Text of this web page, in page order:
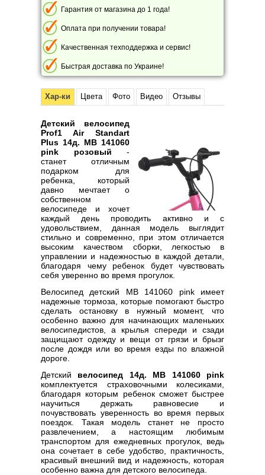
Гарантия от магазина до 1 года!
Оплата при получении товара!
Качественная техподдержка и сервис!
Быстрая доставка по Украине!
Хар-ки Цвета Фото Видео Отзывы
Детский велосипед
Prof1 Air Standart
Plus 14д. MB 141060
pink розовый -
станет отличным
подарком для
ребенка, который
давно мечтает о
собственном
велосипеде и хочет
каждый день проводить активно и с
удовольствием, данная модель выглядит
стильно и современно, при этом отличается
высоким качеством сборки, легкостью в
управлении и надежностью в каждой детали,
благодаря чему ребенок будет чувствовать
себя уверенно во время прогулок.
Велосипед детский MB 141060 pink имеет
надежные тормоза, которые помогают быстро
сделать остановку в нужный момент, что
особенно важно для начинающих маленьких
велосипедистов, а крылья спереди и сзади
защищают одежду и вещи от грязи и брызг
после дождя или во время езды по влажной
дороге.
Детский велосипед 14д. MB 141060 pink
комплектуется страховочными колесиками,
благодаря которым ребенок сможет быстрее
научиться держать равновесие и
почувствовать уверенность во время первых
поездок. Такая модель станет не просто
развлечением, а настоящим любимым
транспортом для ежедневных прогулок, ведь
она сочетает в себе удобство, практичность,
красивый внешний вид и надежность, которая
особенно важна для детского велосипеда.